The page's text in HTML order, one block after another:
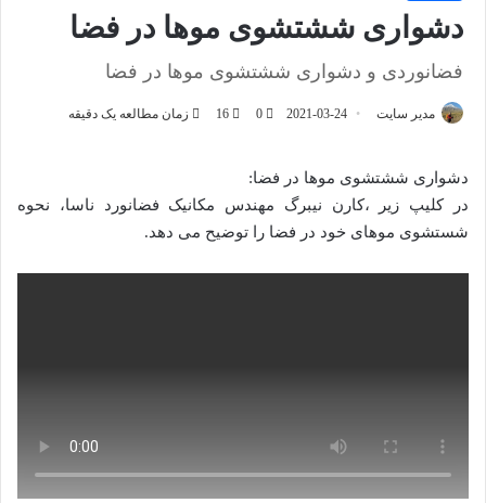
دشواری ششتشوی موها در فضا
فضانوردی و دشواری ششتشوی موها در فضا
مدیر سایت 2021-03-24
0
16 زمان مطالعه یک دقیقه
دشواری ششتشوی موها در فضا:
در کلیپ زیر ،کارن نیبرگ مهندس مکانیک فضانورد ناسا، نحوه
شستشوی موهای خود در فضا را توضیح می دهد.